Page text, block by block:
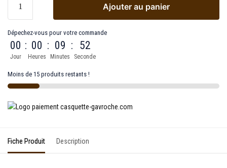
Ajouter au panier
Dépechez-vous pour votre commande
00
Jour
: 00
Heures
: 09
Minutes
: 52
Seconde
Moins de 15 produits restants !
Fiche Produit Description